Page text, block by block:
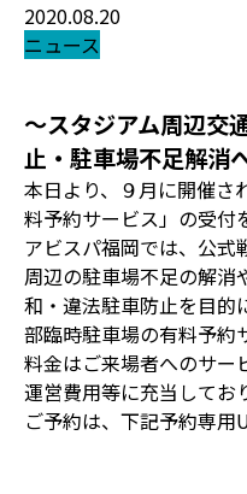
2020.08.20
ニュース
～スタジアム周辺交
止・駐車場不足解消
本日より、９月に開催さ
料予約サービス」の受付
アビスパ福岡では、公式
周辺の駐車場不足の解消
和・違法駐車防止を目的
部臨時駐車場の有料予約
料金はご来場者へのサー
運営費用等に充当してお
ご予約は、下記予約専用